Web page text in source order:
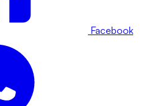
Facebook